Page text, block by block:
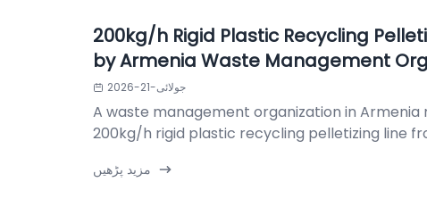
200kg/h Rigid Plastic Recycling
by Armenia Waste Management
جولائی-21-2026
A waste management organization in
200kg/h rigid plastic recycling pelletizing line
مزید پڑھیں